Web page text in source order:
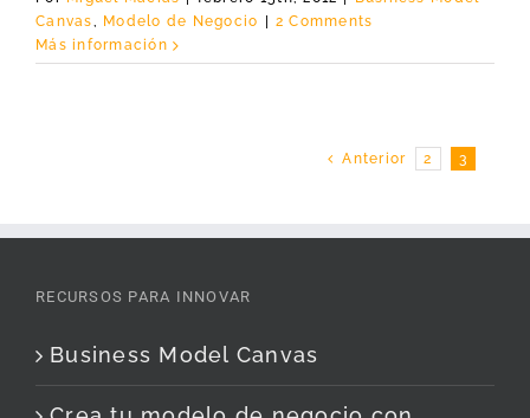
Canvas
Modelo de Negocio | 2 Comments
Más información
Anterior 2 3
RECURSOS PARA INNOVAR
Business Model Canvas